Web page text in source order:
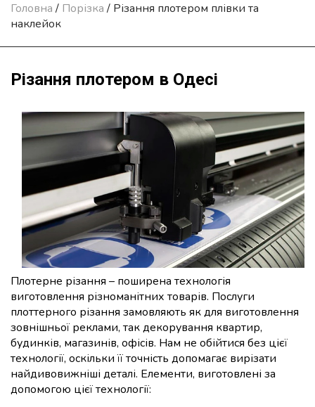
Головна / Порізка / Різання плотером плівки та
наклейок
Різання плотером в Одесі
Плотерне різання – поширена технологія
виготовлення різноманітних товарів. Послуги
плоттерного різання замовляють як для виготовлення
зовнішньої реклами, так декорування квартир,
будинків, магазинів, офісів. Нам не обійтися без цієї
технології, оскільки її точність допомагає вирізати
найдивовижніші деталі. Елементи, виготовлені за
допомогою цієї технології: